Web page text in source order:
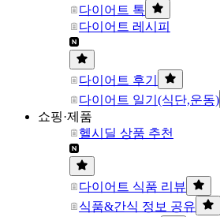
다이어트 톡
다이어트 레시피
다이어트 후기
다이어트 일기(식단,운동)
쇼핑·제품
헬시딜 상품 추천
다이어트 식품 리뷰
식품&간식 정보 공유